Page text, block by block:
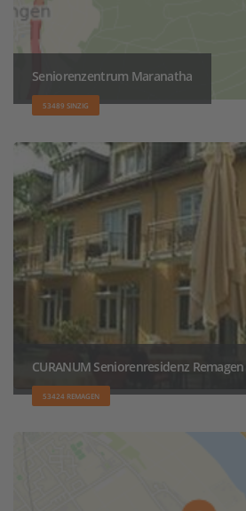
Seniorenzentrum Maranatha
53489 SINZIG
CURANUM Seniorenresidenz Remagen
53424 REMAGEN